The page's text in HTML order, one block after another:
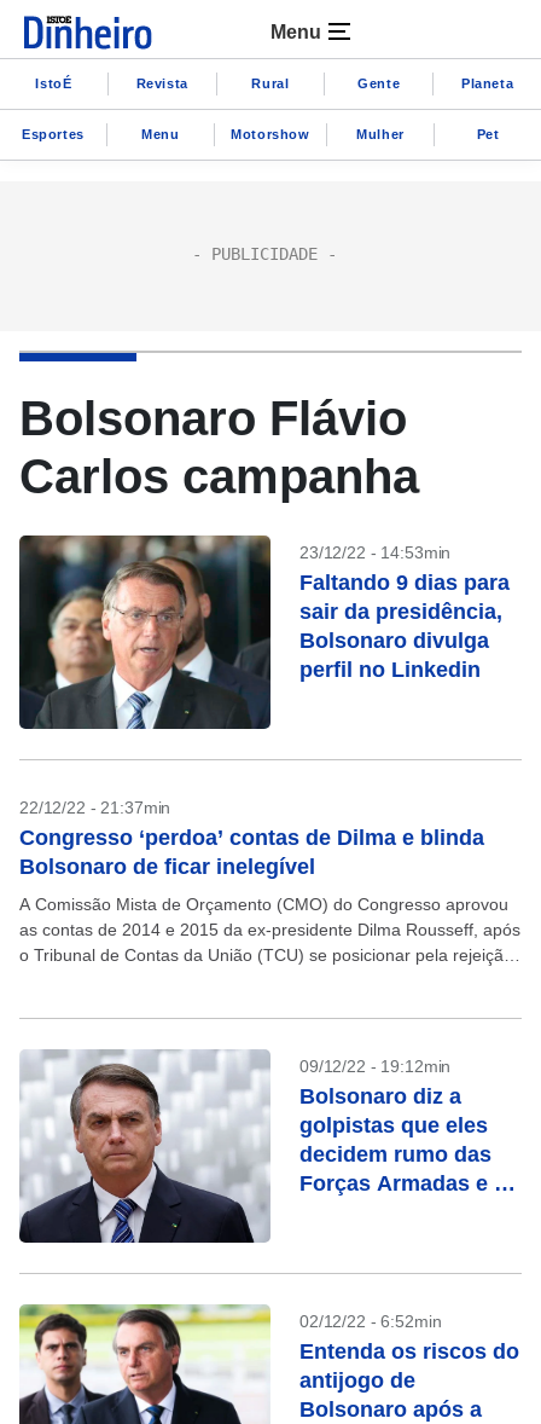
Menu
IstoÉ Revista Rural Gente Planeta
Esportes Menu Motorshow Mulher Pet
Bolsonaro Flávio
Carlos campanha
23/12/22 - 14:53min
Faltando 9 dias para
sair da presidência,
Bolsonaro divulga
perfil no Linkedin
22/12/22 - 21:37min
Congresso ‘perdoa’ contas de Dilma e blinda
Bolsonaro de ficar inelegível
A Comissão Mista de Orçamento (CMO) do Congresso aprovou
as contas de 2014 e 2015 da ex-presidente Dilma Rousseff, após
o Tribunal de Contas da União (TCU) se posicionar pela rejeição
09/12/22 - 19:12min
Bolsonaro diz a
golpistas que eles
decidem rumo das
Forças Armadas e os
02/12/22 - 6:52min
Entenda os riscos do
antijogo de
Bolsonaro após a